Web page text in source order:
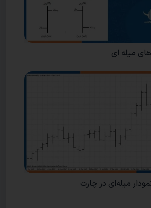
میله ای
میله‌ای در چارت